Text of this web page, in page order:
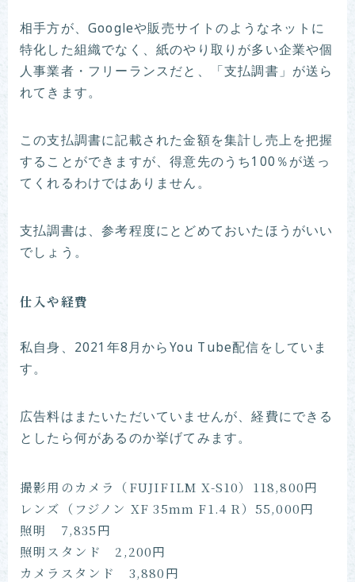
相手方が、Googleや販売サイトのようなネットに
特化した組織でなく、紙のやり取りが多い企業や個
人事業者・フリーランスだと、「支払調書」が送ら
れてきます。
この支払調書に記載された金額を集計し売上を把握
することができますが、得意先のうち100％が送っ
てくれるわけではありません。
支払調書は、参考程度にとどめておいたほうがいい
でしょう。
仕入や経費
私自身、2021年8月からYou Tube配信をしていま
す。
広告料はまたいただいていませんが、経費にできる
としたら何があるのか挙げてみます。
撮影用のカメラ（FUJIFILM X-S10）118,800円
レンズ（フジノン XF 35mm F1.4 R）55,000円
照明 7,835円
照明スタンド 2,200円
カメラスタンド 3,880円